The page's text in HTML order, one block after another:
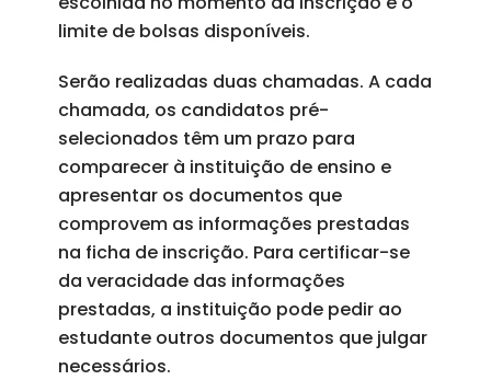
limite de bolsas disponíveis.
Serão realizadas duas chamadas. A cada
chamada, os candidatos pré-
selecionados têm um prazo para
comparecer à instituição de ensino e
apresentar os documentos que
comprovem as informações prestadas
na ficha de inscrição. Para certificar-se
da veracidade das informações
prestadas, a instituição pode pedir ao
estudante outros documentos que julgar
necessários.